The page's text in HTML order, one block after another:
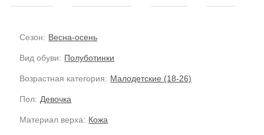
Сезон: Весна-осень
Вид обуви: Полуботинки
Возрастная категория: Малодетские (18-26)
Пол: Девочка
Материал верха: Кожа